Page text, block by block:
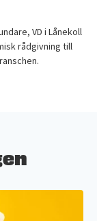
VD i Lånekoll
rådgivning till